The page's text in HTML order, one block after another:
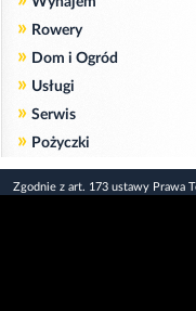
» Rowery
» Dom i Ogród
» Usługi
» Serwis
» Pożyczki
Zgodnie z art. 173 ustawy Prawa